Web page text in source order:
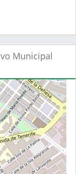
Municipal